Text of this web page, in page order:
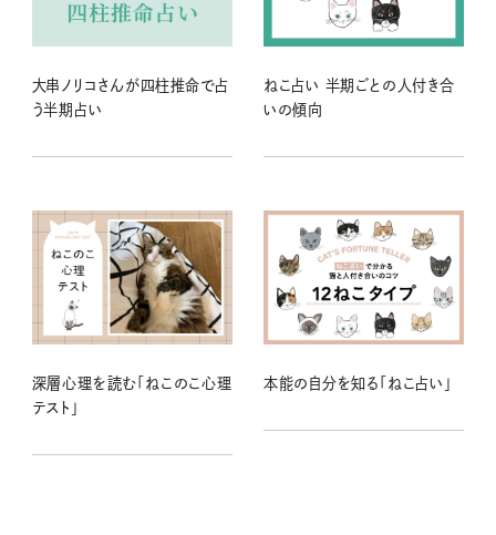
大串ノリコさんが四柱推命で占
う半期占い
ねこ占い 半期ごとの人付き合
いの傾向
深層心理を読む「ねこのこ心理
テスト」
本能の自分を知る「ねこ占い」